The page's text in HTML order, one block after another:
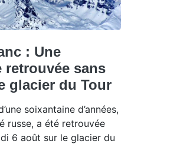
: Une
retrouvée sans
glacier du Tour
soixantaine d’années,
russe, a été retrouvée
6 août sur le glacier du